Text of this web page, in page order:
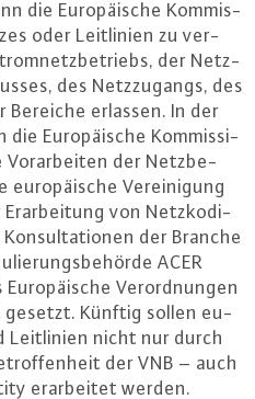
die Eu­ro­päi­sche Kom­mis­
oder Leit­li­ni­en zu ver­
der Netz­
des Netz­zu­gangs, des
erlassen. In der
die Eu­ro­päi­sche Kom­mis­si­
Vor­ar­bei­ten der Netz­be­
Ver­ei­ni­gung
Er­ar­bei­tung von Netz­ko­di­
der Branche
ACER
Ver­ord­nun­gen
gesetzt. Künftig sollen eu­
Leit­li­ni­en nicht nur durch
der VNB – auch
er­ar­bei­tet werden.